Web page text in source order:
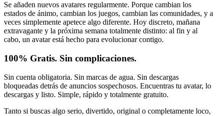
Se añaden nuevos avatares regularmente. Porque cambian los
estados de ánimo, cambian los juegos, cambian las comunidades, y a
veces simplemente apetece algo diferente. Hoy discreto, mañana
extravagante y la próxima semana totalmente distinto: al fin y al
cabo, un avatar está hecho para evolucionar contigo.
100% Gratis. Sin complicaciones.
Sin cuenta obligatoria. Sin marcas de agua. Sin descargas
bloqueadas detrás de anuncios sospechosos. Encuentras tu avatar, lo
descargas y listo. Simple, rápido y totalmente gratuito.
Tanto si buscas algo serio, divertido, original o completamente loco,